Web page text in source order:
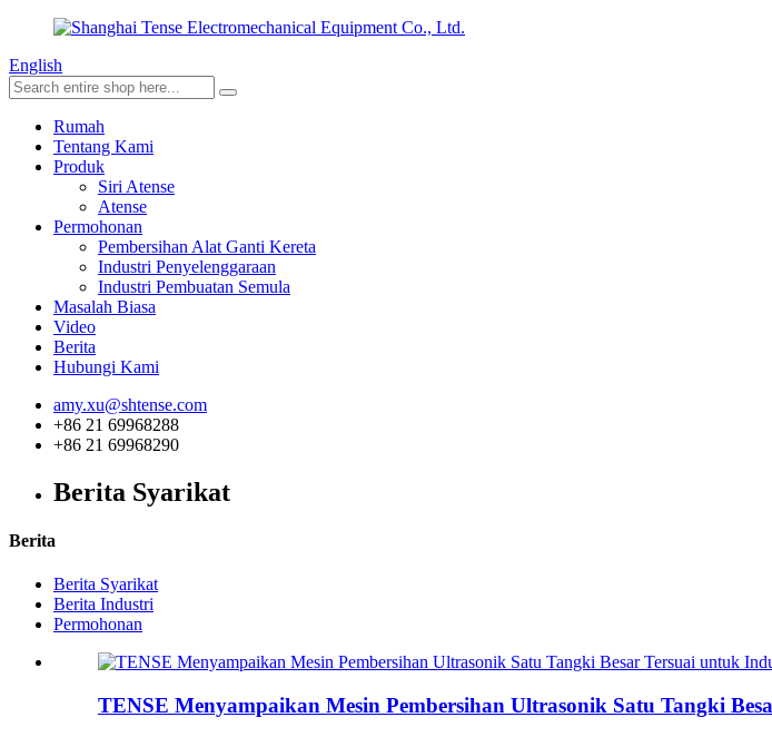
English
Rumah
Tentang Kami
Produk
Siri Atense
Atense
Permohonan
Pembersihan Alat Ganti Kereta
Industri Penyelenggaraan
Industri Pembuatan Semula
Masalah Biasa
Video
Berita
Hubungi Kami
amy.xu@shtense.com
+86 21 69968288
+86 21 69968290
Berita Syarikat
Berita
Berita Syarikat
Berita Industri
Permohonan
TENSE Menyampaikan Mesin Pembersihan Ultrasonik Satu Tangki